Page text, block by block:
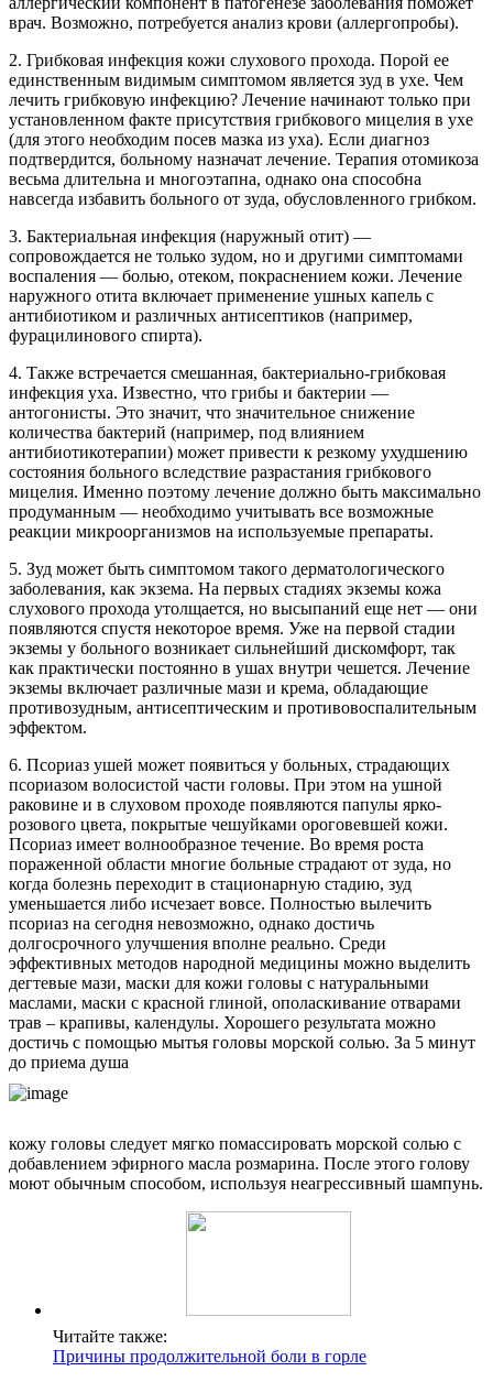
врач. Возможно, потребуется анализ крови (аллергопробы).
2. Грибковая инфекция кожи слухового прохода. Порой ее
единственным видимым симптомом является зуд в ухе. Чем
лечить грибковую инфекцию? Лечение начинают только при
установленном факте присутствия грибкового мицелия в ухе
(для этого необходим посев мазка из уха). Если диагноз
подтвердится, больному назначат лечение. Терапия отомикоза
весьма длительна и многоэтапна, однако она способна
навсегда избавить больного от зуда, обусловленного грибком.
3. Бактериальная инфекция (наружный отит) —
сопровождается не только зудом, но и другими симптомами
воспаления — болью, отеком, покраснением кожи. Лечение
наружного отита включает применение ушных капель с
антибиотиком и различных антисептиков (например,
фурацилинового спирта).
4. Также встречается смешанная, бактериально-грибковая
инфекция уха. Известно, что грибы и бактерии —
антогонисты. Это значит, что значительное снижение
количества бактерий (например, под влиянием
антибиотикотерапии) может привести к резкому ухудшению
состояния больного вследствие разрастания грибкового
мицелия. Именно поэтому лечение должно быть максимально
продуманным — необходимо учитывать все возможные
реакции микроорганизмов на используемые препараты.
5. Зуд может быть симптомом такого дерматологического
заболевания, как экзема. На первых стадиях экземы кожа
слухового прохода утолщается, но высыпаний еще нет — они
появляются спустя некоторое время. Уже на первой стадии
экземы у больного возникает сильнейший дискомфорт, так
как практически постоянно в ушах внутри чешется. Лечение
экземы включает различные мази и крема, обладающие
противозудным, антисептическим и противовоспалительным
эффектом.
6. Псориаз ушей может появиться у больных, страдающих
псориазом волосистой части головы. При этом на ушной
раковине и в слуховом проходе появляются папулы ярко-
розового цвета, покрытые чешуйками ороговевшей кожи.
Псориаз имеет волнообразное течение. Во время роста
пораженной области многие больные страдают от зуда, но
когда болезнь переходит в стационарную стадию, зуд
уменьшается либо исчезает вовсе. Полностью вылечить
псориаз на сегодня невозможно, однако достичь
долгосрочного улучшения вполне реально. Среди
эффективных методов народной медицины можно выделить
дегтевые мази, маски для кожи головы с натуральными
маслами, маски с красной глиной, ополаскивание отварами
трав – крапивы, календулы. Хорошего результата можно
достичь с помощью мытья головы морской солью. За 5 минут
до приема душа
кожу головы следует мягко помассировать морской солью с
добавлением эфирного масла розмарина. После этого голову
моют обычным способом, используя неагрессивный шампунь.
Читайте также:
Причины продолжительной боли в горле